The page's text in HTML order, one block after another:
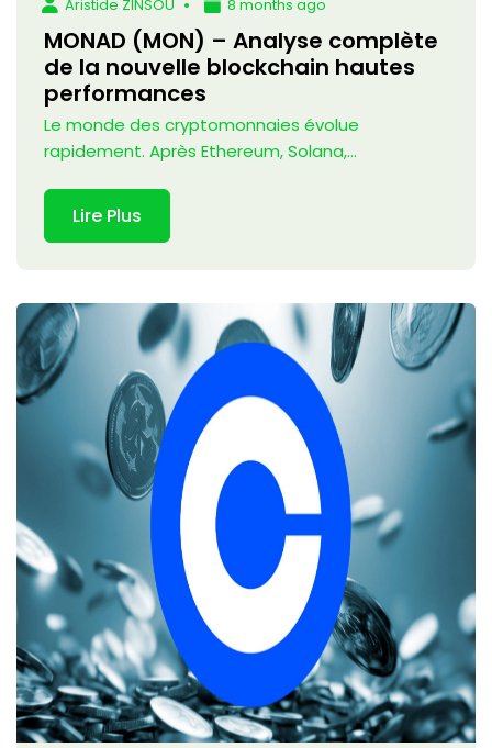
Aristide ZINSOU 8 months ago
MONAD (MON) – Analyse complète
de la nouvelle blockchain hautes
performances
Le monde des cryptomonnaies évolue
rapidement. Après Ethereum, Solana,...
Lire Plus